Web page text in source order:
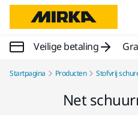
Veilige betaling
Startpagina Producten Stofvrij
Net